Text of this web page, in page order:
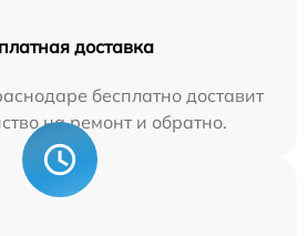
доставка
бесплатно доставит
на ремонт и обратно.